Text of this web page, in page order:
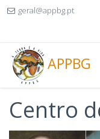
geral@appbg.pt
APPBG
Centro